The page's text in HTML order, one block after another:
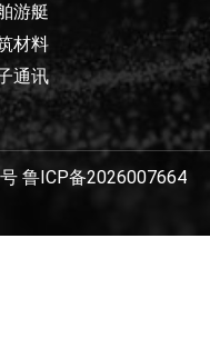
游艇
材料
通讯
鲁ICP备2026007664